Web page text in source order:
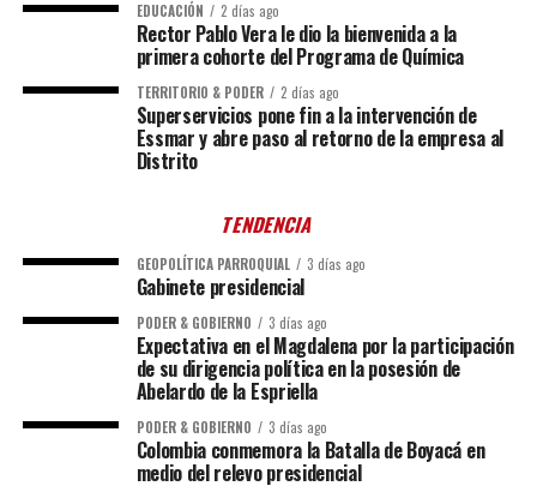
EDUCACIÓN 2 días ago
Rector Pablo Vera le dio la bienvenida a la
primera cohorte del Programa de Química
TERRITORIO & PODER 2 días ago
Superservicios pone fin a la intervención de
Essmar y abre paso al retorno de la empresa al
Distrito
TENDENCIA
GEOPOLÍTICA PARROQUIAL 3 días ago
Gabinete presidencial
PODER & GOBIERNO 3 días ago
Expectativa en el Magdalena por la participación
de su dirigencia política en la posesión de
Abelardo de la Espriella
PODER & GOBIERNO 3 días ago
Colombia conmemora la Batalla de Boyacá en
medio del relevo presidencial